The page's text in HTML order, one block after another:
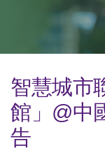
智慧城市
館」@中
告